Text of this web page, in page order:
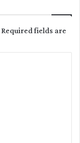
Required fields are